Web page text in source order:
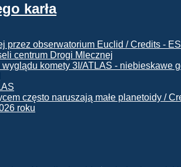
karła
centrum Drogi Mlecznej
roku